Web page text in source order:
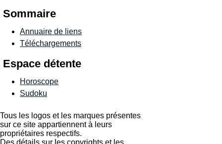
Sommaire
Annuaire de liens
Téléchargements
Espace détente
Horoscope
Sudoku
Tous les logos et les marques présentes
sur ce site appartiennent à leurs
propriétaires respectifs.
Des détails sur les copyrights et les